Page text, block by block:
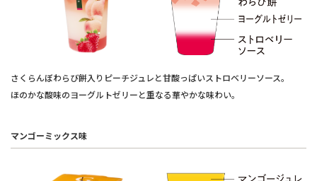
さくらんぼわらび餅入りピーチジュレと甘酸っぱいストロベリーソース。
ほのかな酸味のヨーグルトゼリーと重なる華やかな味わい。
マンゴーミックス味